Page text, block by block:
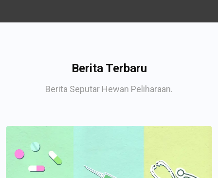
Berita Terbaru
Berita Seputar Hewan Peliharaan.